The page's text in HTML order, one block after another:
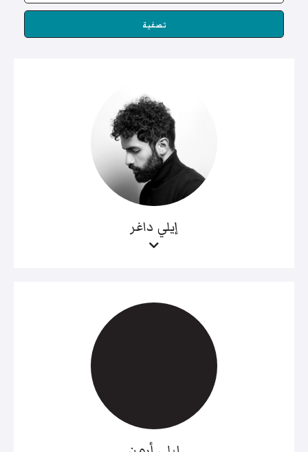
تصفية
إيلي داغر